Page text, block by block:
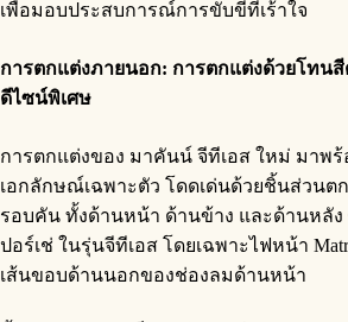
เพื่อมอบประสบการณ์การขับขี่ที่เร้าใจ
การตกแต่งภายนอก: การตกแต่งด้วยโทนสี
ดีไซน์พิเศษ
การตกแต่งของ มาคันน์ จีทีเอส ใหม่ มาพ
เอกลักษณ์เฉพาะตัว โดดเด่นด้วยชิ้นส่วนต
รอบคัน ทั้งด้านหน้า ด้านข้าง และด้านหลัง
ปอร์เช่ ในรุ่นจีทีเอส โดยเฉพาะไฟหน้า
เส้นขอบด้านนอกของช่องลมด้านหน้า